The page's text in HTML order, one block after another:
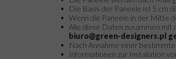
Die Basis der Paneele ist 5 cm
Wenn die Paneele in der Mitte
Alle diese Daten zusammen
biuro@green-designers.pl
Nach Annahme einer
Informationen zur Installation